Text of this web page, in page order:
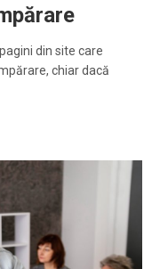
din site care
chiar dacă